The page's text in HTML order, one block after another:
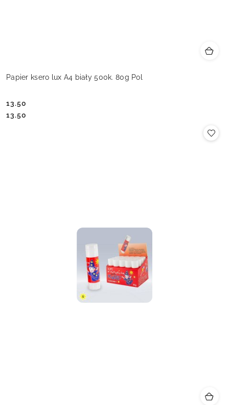
Papier ksero lux A4 biały 500k. 80g Pol
Cena:
13.50
Cena:
13.50